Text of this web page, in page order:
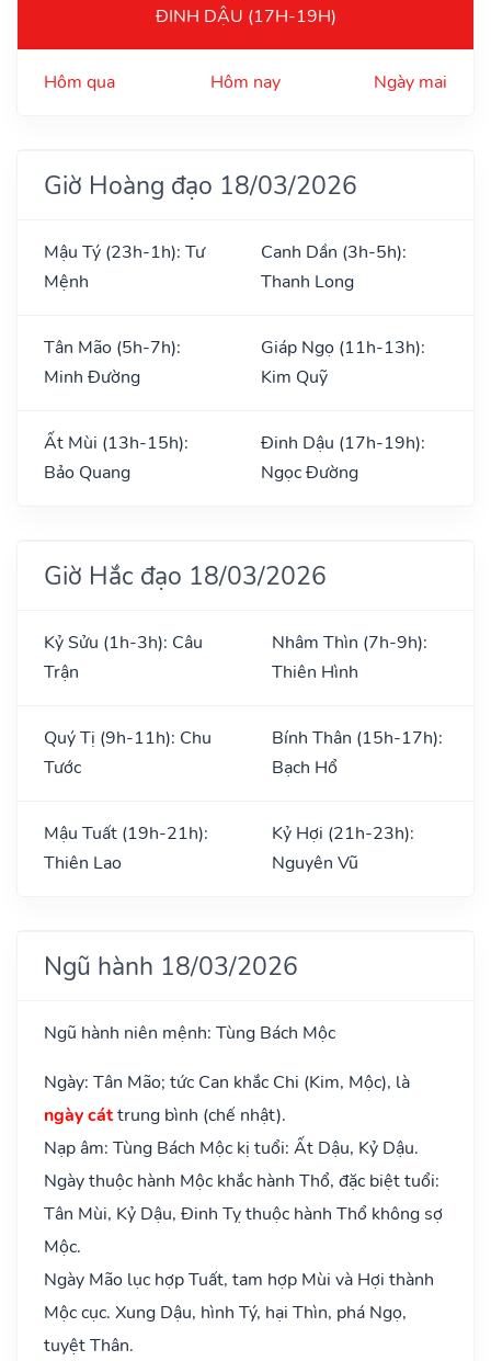
ĐINH DẬU (17H-19H)
Hôm qua Hôm nay Ngày mai
Giờ Hoàng đạo 18/03/2026
Mậu Tý (23h-1h): Tư
Mệnh
Canh Dần (3h-5h):
Thanh Long
Tân Mão (5h-7h):
Minh Đường
Giáp Ngọ (11h-13h):
Kim Quỹ
Ất Mùi (13h-15h):
Bảo Quang
Đinh Dậu (17h-19h):
Ngọc Đường
Giờ Hắc đạo 18/03/2026
Kỷ Sửu (1h-3h): Câu
Trận
Nhâm Thìn (7h-9h):
Thiên Hình
Quý Tị (9h-11h): Chu
Tước
Bính Thân (15h-17h):
Bạch Hổ
Mậu Tuất (19h-21h):
Thiên Lao
Kỷ Hợi (21h-23h):
Nguyên Vũ
Ngũ hành 18/03/2026
Ngũ hành niên mệnh: Tùng Bách Mộc
Ngày: Tân Mão; tức Can khắc Chi (Kim, Mộc), là
ngày cáttrung bình (chế nhật).
Nạp âm: Tùng Bách Mộc kị tuổi: Ất Dậu, Kỷ Dậu.
Ngày thuộc hành Mộc khắc hành Thổ, đặc biệt tuổi:
Tân Mùi, Kỷ Dậu, Đinh Tỵ thuộc hành Thổ không sợ
Mộc.
Ngày Mão lục hợp Tuất, tam hợp Mùi và Hợi thành
Mộc cục. Xung Dậu, hình Tý, hại Thìn, phá Ngọ,
tuyệt Thân.